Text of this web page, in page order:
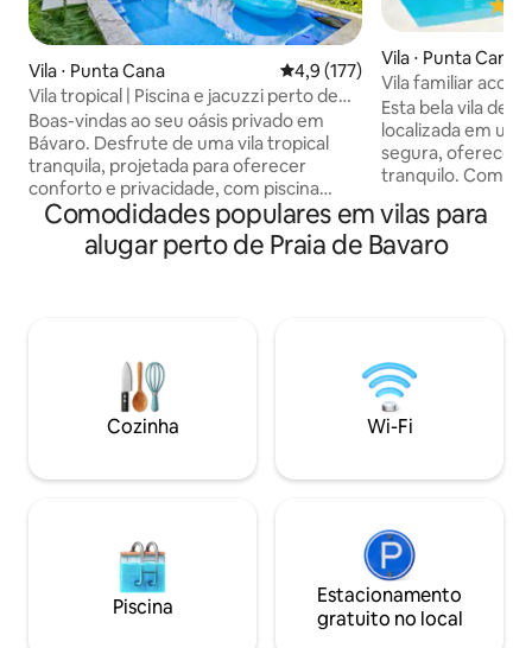
Vila ⋅ Punta Cana 4,9 de uma avaliação média de
4,9 (177)
Vila tropical | Piscina e jacuzzi perto de
praias
Boas-vindas ao seu oásis privado em
Bávaro. Desfrute de uma vila tropical
tranquila, projetada para oferecer
conforto e privacidade, com piscina
privativa, jacuzzi integrada e pérgula ao
ar livre, perfeita para relaxar e curtir o
estilo de vida caribenho. • Localizada em
equipada e churrasqueira Capacidade 6:
• 1 quarto familiar (1 cama king size + 2
camas de solteiro) • 1 quarto privativo
com cama queen size
Vila ⋅ Punta Cana
Vila familiar
eletricidade
Esta bela vila de
localizada em
segura,
tranquilo. Com ar
livre, você pode
tropical com
deslumbrantes e
aeroporto.
melhor refúgio
Comodidades populares em vilas para
alugar perto de Praia de Bavaro
Cozinha Wi-Fi
Piscina
Estacionamento
gratuito no local